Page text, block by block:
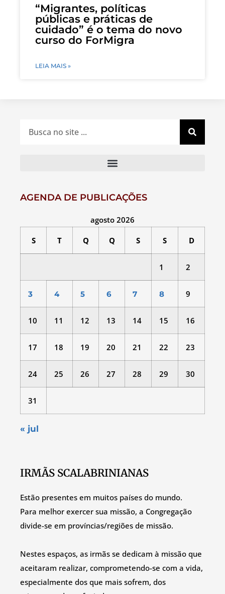
“Migrantes, políticas
públicas e práticas de
cuidado” é o tema do novo
curso do ForMigra
LEIA MAIS »
AGENDA DE PUBLICAÇÕES
agosto 2026
S T Q Q S S D
1 2
3 4 5 6 7 8 9
10 11 12 13 14 15 16
17 18 19 20 21 22 23
24 25 26 27 28 29 30
31
« jul
IRMÃS SCALABRINIANAS
Estão presentes em muitos países do mundo.
Para melhor exercer sua missão, a Congregação
divide-se em províncias/regiões de missão.
Nestes espaços, as irmãs se dedicam à missão que
aceitaram realizar, comprometendo-se com a vida,
especialmente dos que mais sofrem, dos